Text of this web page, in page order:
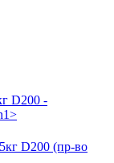
D200 (пр-во